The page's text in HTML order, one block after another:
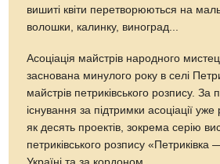
вишиті квіти перетворюються на
волошки, калинку, виноград...
Асоціація майстрів народного
заснована минулого року в селі
майстрів петриківського розпису. За
існування за підтримки асоціації
як десять проектів, зокрема серію
петриківського розпису